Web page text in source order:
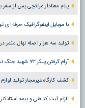
پیام معنادار عراقچی پس از
با موبایل اینفوگرافیک حرفه ای
تولید سه هزار اصله نهال مثمر در
آرام گرفتن پیکر ۷۳ شهید جنگ تحمیلی در جوار امامزادگان استان البرز
کشف کارگاه غیرمجاز تولید
الزام ثبت کد فنی و بیمه